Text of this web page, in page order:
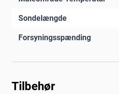
Sondelængde
Forsyningsspænding
Tilbehør